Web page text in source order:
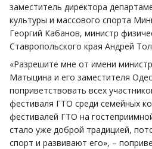
заместитель директора
культуры и массового спорта
Георгий Кабанов, министр
Ставропольского края Андрей
«Разрешите мне от имени
Матыцина и его заместителя
поприветствовать всех
фестиваля ГТО среди семейных
фестивалей ГТО на
стало уже доброй традицией,
спорт и развивают его», –